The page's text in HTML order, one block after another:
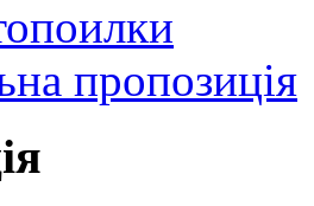
пропозиція